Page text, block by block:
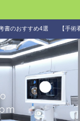
書のおすすめ4選 【手